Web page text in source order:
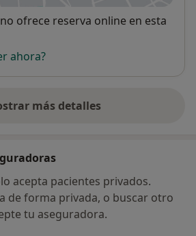
ofrece reserva online en esta
ahora?
más detalles
sobre la dirección
acepta pacientes privados.
de forma privada, o buscar otro
tu aseguradora.